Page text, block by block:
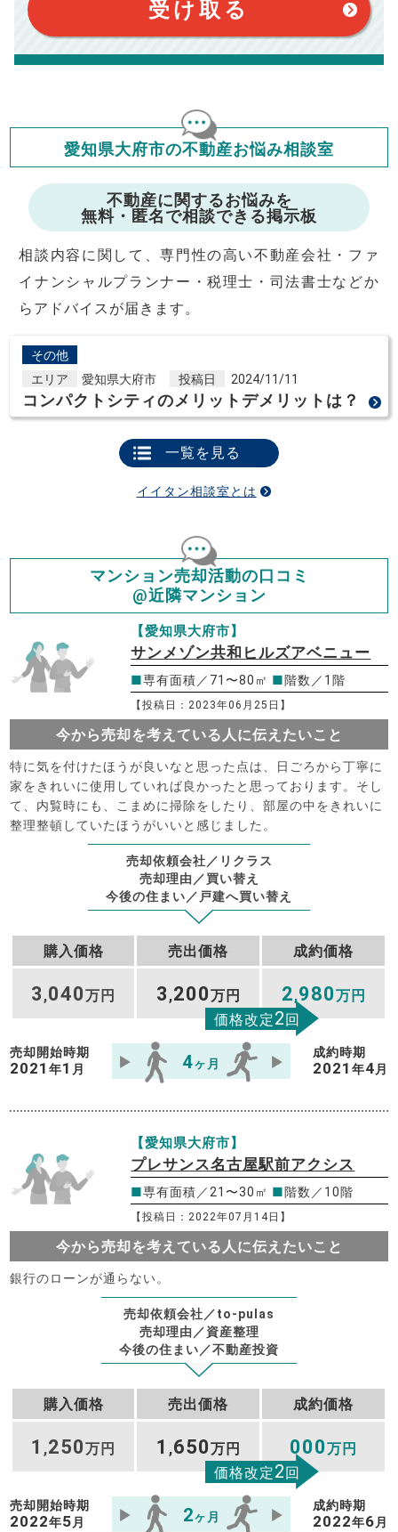
このシミュレーターでの結果は、お借り入れを保証するものでは
ありません。
会員マイページでは
修繕費・管理費の計算もできます
受け取る
愛知県大府市の不動産お悩み相談室
不動産に関するお悩みを
無料・匿名で相談できる掲示板
相談内容に関して、専門性の高い不動産会社・ファ
イナンシャルプランナー・税理士・司法書士などか
らアドバイスが届きます。
その他
エリア
愛知県大府市 投稿日 2024/11/11
コンパクトシティのメリットデメリットは？
一覧を見る
イイタン相談室とは
マンション売却活動の口コミ
@近隣マンション
【愛知県大府市】
サンメゾン共和ヒルズアベニュー
■専有面積／71〜80㎡ ■階数／1階
【投稿日：2023年06月25日】
今から売却を考えている人に伝えたいこと
特に気を付けたほうが良いなと思った点は、日ごろから丁寧に
家をきれいに使用していれば良かったと思っております。そし
て、内覧時にも、こまめに掃除をしたり、部屋の中をきれいに
整理整頓していたほうがいいと感じました。
売却依頼会社／リクラス
売却理由／買い替え
今後の住まい／戸建へ買い替え
購入価格 売出価格 成約価格
3 ,040万円 3 ,200万円 2,980万円
価格改定2回
売却開始時期
2021年1 月 4ヶ月
成約時期
2021 年4 月
【愛知県大府市】
プレサンス名古屋駅前アクシス
■専有面積／21〜30㎡ ■階数／10階
【投稿日：2022年07月14日】
今から売却を考えている人に伝えたいこと
銀行のローンが通らない。
売却依頼会社／to-pulas
売却理由／資産整理
今後の住まい／不動産投資
購入価格 売出価格 成約価格
1 ,250万円 1 ,650万円 000万円
価格改定2回
売却開始時期
2022年5 月 2ヶ月
成約時期
2022年6 月